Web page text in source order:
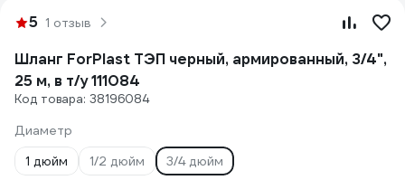
5 1 отзыв
Шланг ForPlast ТЭП черный, армированный, 3/4",
25 м, в т/у 111084
Код товара: 38196084
Диаметр
1 дюйм
1/2 дюйм 3/4 дюйм